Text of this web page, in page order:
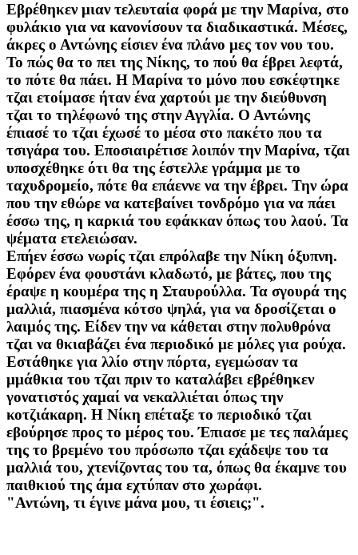
Εβρέθηκεν μιαν τελευταία φορά με την Μαρίνα, στο
φυλάκιο για να κανονίσουν τα διαδικαστικά. Μέσες,
άκρες ο Αντώνης είσιεν ένα πλάνο μες τον νου του.
Το πώς θα το πει της Νίκης, το πού θα έβρει λεφτά,
το πότε θα πάει. Η Μαρίνα το μόνο που εσκέφτηκε
τζαι ετοίμασε ήταν ένα χαρτούι με την διεύθυνση
τζαι το τηλέφωνό της στην Αγγλία. Ο Αντώνης
έπιασέ το τζαι έχωσέ το μέσα στο πακέτο που τα
τσιγάρα του. Εποσιαιρέτισε λοιπόν την Μαρίνα, τζαι
υποσχέθηκε ότι θα της έστελλε γράμμα με το
ταχυδρομείο, πότε θα επάεννε να την έβρει. Την ώρα
που την εθώρε να κατεβαίνει τονδρόμο για να πάει
έσσω της, η καρκιά του εφάκκαν όπως του λαού. Τα
ψέματα ετελειώσαν.
Επήεν έσσω νωρίς τζαι επρόλαβε την Νίκη όξυπνη.
Εφόρεν ένα φουστάνι κλαδωτό, με βάτες, που της
έραψε η κουμέρα της η Σταυρούλλα. Τα σγουρά της
μαλλιά, πιασμένα κότσο ψηλά, για να δροσίζεται ο
λαιμός της. Είδεν την να κάθεται στην πολυθρόνα
τζαι να θκιαβάζει ένα περιοδικό με μόλες για ρούχα.
Εστάθηκε για λλίο στην πόρτα, εγεμώσαν τα
μμάθκια του τζαι πριν το καταλάβει εβρέθηκεν
γονατιστός χαμαί να νεκαλλιέται όπως την
κοτζιάκαρη. Η Νίκη επέταξε το περιοδικό τζαι
εβούρησε προς το μέρος του. Έπιασε με τες παλάμες
της το βρεμένο του πρόσωπο τζαι εχάδεψε του τα
μαλλιά του, χτενίζοντας του τα, όπως θα έκαμνε του
παιθκιού της άμα εχτύπαν στο χωράφι.
"Αντώνη, τι έγινε μάνα μου, τι έσιεις;".